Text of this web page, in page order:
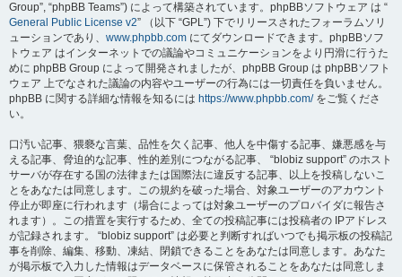
Group”, “phpBB Teams”) によって構築されています。phpBBソフトウェア は “
General Public License v2” （以下 “GPL”) 下でリリースされたフォーラムソリ
ューションであり、 www.phpbb.com にてダウンロードできます。phpBBソフ
トウェア はインターネットでの議論やコミュニケーションをより円滑に行うた
めに phpBB Group によって開発されましたが、phpBB Group は phpBBソフト
ウェア 上でなされた議論の内容やユーザーの行為には一切責任を負いません。
phpBB に関する詳細な情報を知るには https://www.phpbb.com/をご覧くださ
い。
口汚い記事、猥褻な言葉、品性を欠く記事、他人を中傷する記事、嫌悪感を与
える記事、脅迫的な記事、性的差別につながる記事、 “blobiz support” のホスト
サーバが存在する国の法律または国際法に違反する記事、以上を投稿しないこ
とをあなたは同意します。この規約を破った場合、対象ユーザーのアカウント
停止が即座に行われます（場合によっては対象ユーザーのプロバイダに報告さ
れます）。この措置を実行するため、全ての投稿記事には投稿者の IPアドレス
が記録されます。 “blobiz support” は必要と判断すればいつでも掲示板の投稿記
事を削除、編集、移動、凍結、閉鎖できることをあなたは同意します。あなた
が掲示板で入力した情報はデータベースに保管されることをあなたは同意しま